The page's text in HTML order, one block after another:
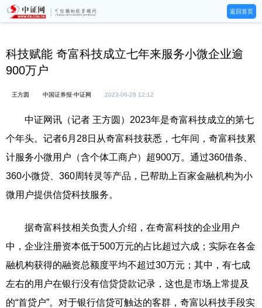
返回首页
科技赋能 奇富科技成立七年来服务小微企业逾
900万户
王方圆 中国证券报·中证网 2023-06-28 12:12
中证网讯（记者 王方圆）2023年是奇富科技成立的第七
个年头。记者6月28日从奇富科技获悉，七年间，奇富科技累
计服务小微用户（含个体工商户）超900万。通过360借条、
360小微贷、360周转灵等产品，已帮助上百家金融机构为小
微用户提供信贷科技服务。
据奇富科技相关负责人介绍，在奇富科技的企业用户
中，企业注册资本低于500万元的占比超过六成；实际在各金
融机构获得的融资总额度平均不超过30万元；其中，有七成
左右的用户在银行没有信贷贷款记录，这也是市场上常提及
的“首贷户”。对于银行信贷可触达的客群，奇富以科技手段实